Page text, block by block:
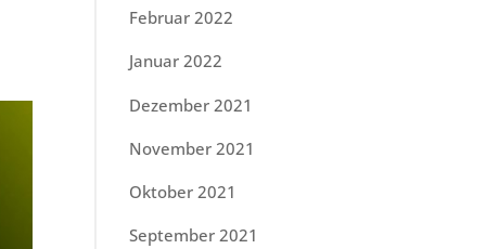
Februar 2022
Januar 2022
Dezember 2021
November 2021
Oktober 2021
September 2021